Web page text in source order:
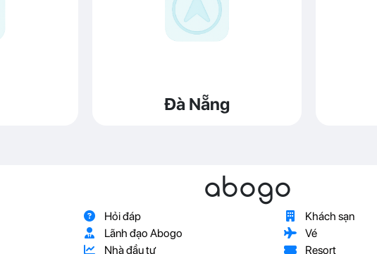
Đà Nẵng
abogo
Hỏi đáp
Lãnh đạo Abogo
Nhà đầu tư
Khách sạn
Vé
Resort